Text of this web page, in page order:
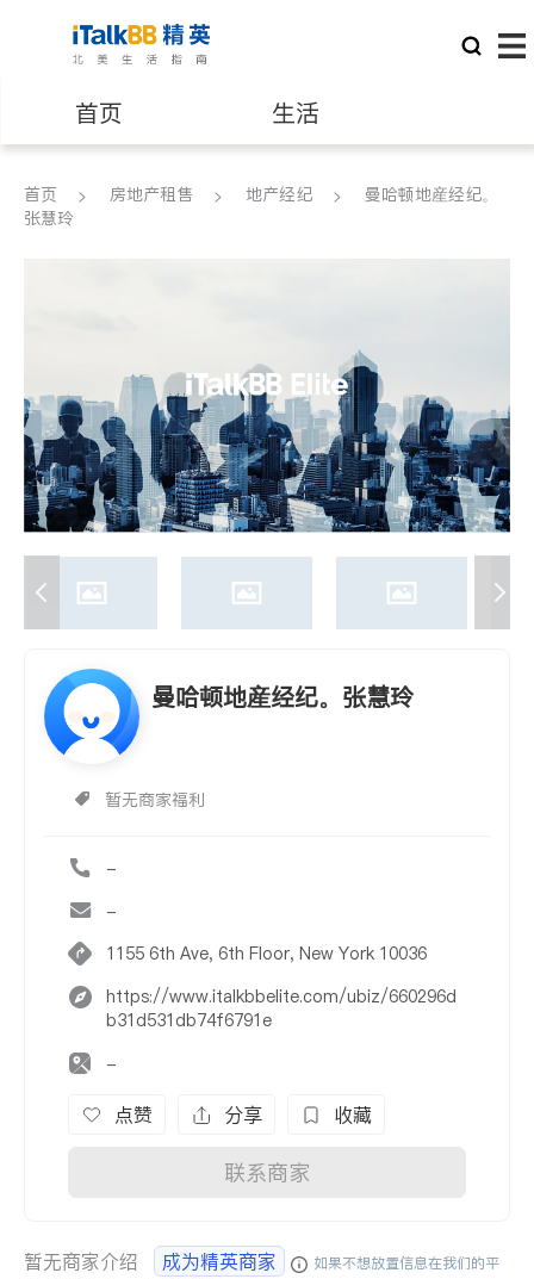
首页 生活
医生 律师
养老 非盈利组织
首页 房地产租售 地产经纪
曼哈顿地産经纪。
张慧玲
曼哈顿地産经纪。张慧玲
暂无商家福利
-
-
1155 6th Ave, 6th Floor, New York 10036
https://www.italkbbelite.com/ubiz/660296d
b31d531db74f6791e
-
点赞 分享 收藏
联系商家
暂无商家介绍 成为精英商家
如果不想放置信息在我们的平